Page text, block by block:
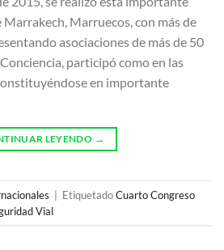
Marruecos, con más de
asociaciones de más de 50
participó como en las
en importante
LEYENDO →
EtiquetadoCuarto Congreso
Vial